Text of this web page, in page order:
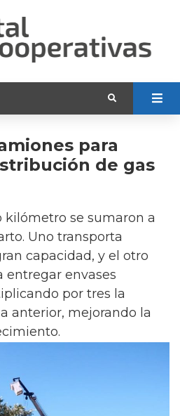
para
de gas
kilómetro se sumaron a
Uno transporta
capacidad, y el otro
entregar envases
por tres la
anterior, mejorando la